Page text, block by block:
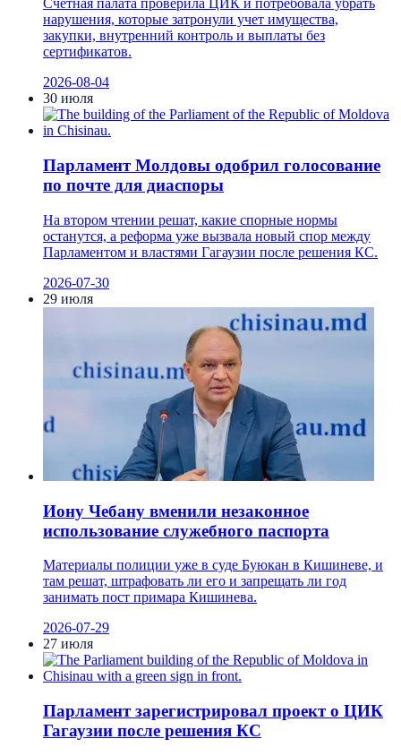
Счетная палата проверила ЦИК и потребовала убрать
нарушения, которые затронули учет имущества,
закупки, внутренний контроль и выплаты без
сертификатов.
2026-08-04
30 июля
Парламент Молдовы одобрил голосование
по почте для диаспоры
На втором чтении решат, какие спорные нормы
останутся, а реформа уже вызвала новый спор между
Парламентом и властями Гагаузии после решения КС.
2026-07-30
29 июля
Иону Чебану вменили незаконное
использование служебного паспорта
Материалы полиции уже в суде Буюкан в Кишиневе, и
там решат, штрафовать ли его и запрещать ли год
занимать пост примара Кишинева.
2026-07-29
27 июля
Парламент зарегистрировал проект о ЦИК
Гагаузии после решения КС